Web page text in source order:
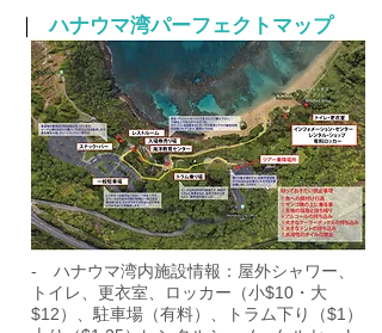
｜ ハナウマ湾パーフェクトマップ
- ハナウマ湾内施設情報：屋外シャワー、
トイレ、更衣室、ロッカー（小$10・大
$12）、駐車場（有料）、トラム下り（$1）